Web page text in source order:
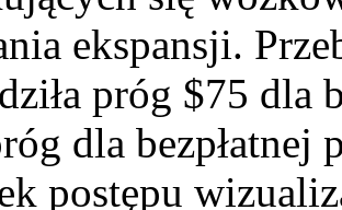
ekspansji.
próg $75 dla
dla bezpłatnej
postępu